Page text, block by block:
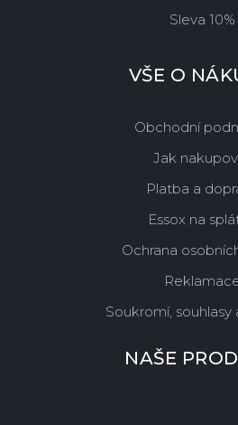
Sleva 10%
VŠE O
Obchodní
Jak
Platba a
Essox na
Ochrana
Soukromí, souhlasy
NAŠE